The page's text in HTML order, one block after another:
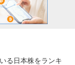
る日本株をランキ